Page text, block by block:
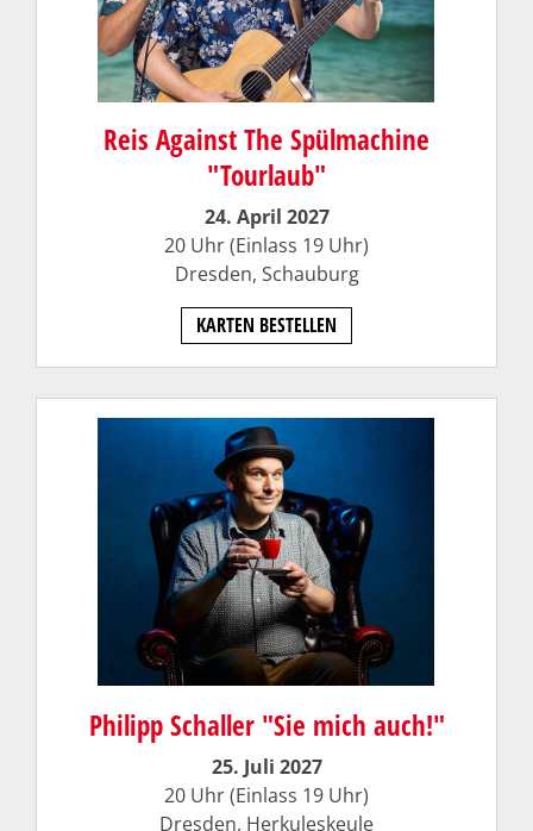
Reis Against The Spülmachine
"Tourlaub"
24. April 2027
20 Uhr (Einlass 19 Uhr)
Dresden, Schauburg
KARTEN BESTELLEN
Philipp Schaller "Sie mich auch!"
25. Juli 2027
20 Uhr (Einlass 19 Uhr)
Dresden, Herkuleskeule